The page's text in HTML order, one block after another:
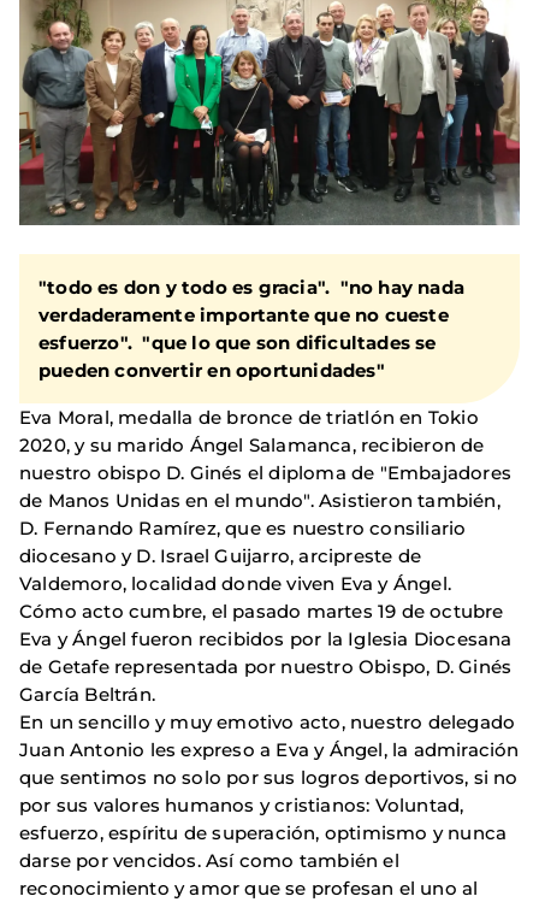
"todo es don y todo es gracia". "no hay nada
verdaderamente importante que no cueste
esfuerzo". "que lo que son dificultades se
pueden convertir en oportunidades"
Eva Moral, medalla de bronce de triatlón en Tokio
2020, y su marido Ángel Salamanca, recibieron de
nuestro obispo D. Ginés el diploma de "Embajadores
de Manos Unidas en el mundo". Asistieron también,
D. Fernando Ramírez, que es nuestro consiliario
diocesano y D. Israel Guijarro, arcipreste de
Valdemoro, localidad donde viven Eva y Ángel.
Cómo acto cumbre, el pasado martes 19 de octubre
Eva y Ángel fueron recibidos por la Iglesia Diocesana
de Getafe representada por nuestro Obispo, D. Ginés
García Beltrán.
En un sencillo y muy emotivo acto, nuestro delegado
Juan Antonio les expreso a Eva y Ángel, la admiración
que sentimos no solo por sus logros deportivos, si no
por sus valores humanos y cristianos: Voluntad,
esfuerzo, espíritu de superación, optimismo y nunca
darse por vencidos. Así como también el
reconocimiento y amor que se profesan el uno al